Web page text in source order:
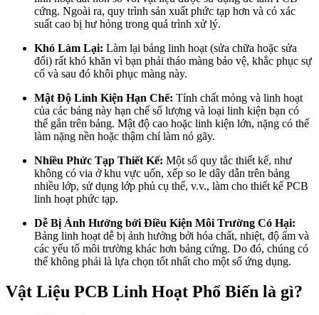
cứng. Ngoài ra, quy trình sản xuất phức tạp hơn và có xác
suất cao bị hư hỏng trong quá trình xử lý.
Khó Làm Lại: Làm lại bảng linh hoạt (sửa chữa hoặc sửa
đổi) rất khó khăn vì bạn phải tháo màng bảo vệ, khắc phục sự
cố và sau đó khôi phục màng này.
Mật Độ Linh Kiện Hạn Chế: Tính chất mỏng và linh hoạt
của các bảng này hạn chế số lượng và loại linh kiện bạn có
thể gắn trên bảng. Mật độ cao hoặc linh kiện lớn, nặng có thể
làm nặng nền hoặc thậm chí làm nó gãy.
Nhiều Phức Tạp Thiết Kế: Một số quy tắc thiết kế, như
không có via ở khu vực uốn, xếp so le dây dẫn trên bảng
nhiều lớp, sử dụng lớp phủ cụ thể, v.v., làm cho thiết kế PCB
linh hoạt phức tạp.
Dễ Bị Ảnh Hưởng bởi Điều Kiện Môi Trường Có Hại:
Bảng linh hoạt dễ bị ảnh hưởng bởi hóa chất, nhiệt, độ ẩm và
các yếu tố môi trường khác hơn bảng cứng. Do đó, chúng có
thể không phải là lựa chọn tốt nhất cho một số ứng dụng.
Vật Liệu PCB Linh Hoạt Phổ Biến là gì?